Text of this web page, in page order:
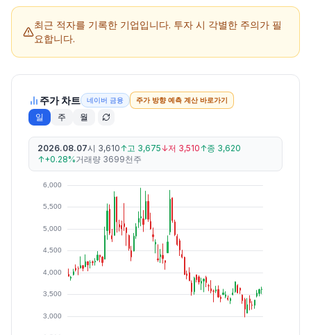
최근 적자를 기록한 기업입니다. 투자 시 각별한 주의가 필
요합니다.
주가 차트 네이버 금융 주가 방향 예측 계산 바로가기
일 주 월
2026.08.07시 3,610 ↑고 3,675↓저 3,510 ↑종 3,620
↑+0.28%거래량 3699천주